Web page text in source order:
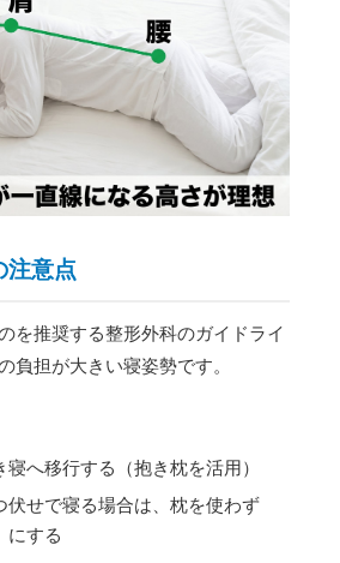
注意点
を推奨する整形外科のガイドライ
負担が大きい寝姿勢です。
へ移行する（抱き枕を活用）
伏せで寝る場合は、枕を使わず
にする